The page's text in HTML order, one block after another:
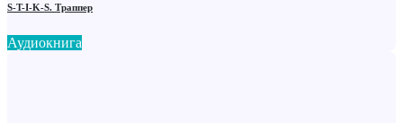
S-T-I-K-S. Траппер
Аудиокнига